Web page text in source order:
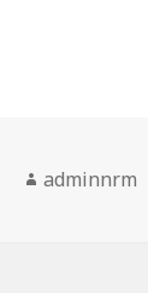
Autor
adminnrm